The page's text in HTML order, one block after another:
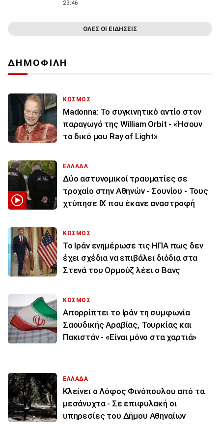
23:46
ΟΛΕΣ ΟΙ ΕΙΔΗΣΕΙΣ
ΔΗΜΟΦΙΛΗ
ΚΟΣΜΟΣ
Madonna: Το συγκινητικό αντίο στον
παραγωγό της William Orbit - «Ήσουν
το δικό μου Ray of Light»
ΕΛΛΑΔΑ
Δύο αστυνομικοί τραυματίες σε
τροχαίο στην Αθηνών - Σουνίου - Τους
χτύπησε ΙΧ που έκανε αναστροφή
ΚΟΣΜΟΣ
To Ιράν ενημέρωσε τις ΗΠΑ πως δεν
έχει σχέδια να επιβάλει διόδια στα
Στενά του Ορμούζ λέει ο Βανς
ΚΟΣΜΟΣ
Απορρίπτει το Ιράν τη συμφωνία
Σαουδικής Αραβίας, Τουρκίας και
Πακιστάν - «Είναι μόνο στα χαρτιά»
ΕΛΛΑΔΑ
Κλείνει ο Λόφος Φινόπουλου από τα
μεσάνυχτα - Σε επιφυλακή οι
υπηρεσίες του Δήμου Αθηναίων